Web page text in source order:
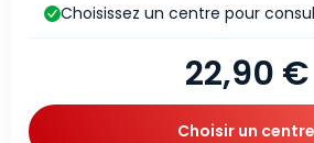
22,90 €
Choisissez un centre pour
Choisir un centre